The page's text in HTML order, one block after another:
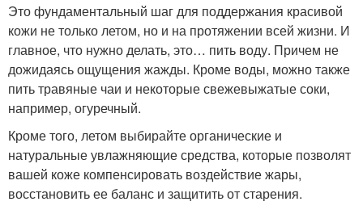
Это фундаментальный шаг для поддержания красивой
кожи не только летом, но и на протяжении всей жизни. И
главное, что нужно делать, это… пить воду. Причем не
дожидаясь ощущения жажды. Кроме воды, можно также
пить травяные чаи и некоторые свежевыжатые соки,
например, огуречный.
Кроме того, летом выбирайте органические и
натуральные увлажняющие средства, которые позволят
вашей коже компенсировать воздействие жары,
восстановить ее баланс и защитить от старения.